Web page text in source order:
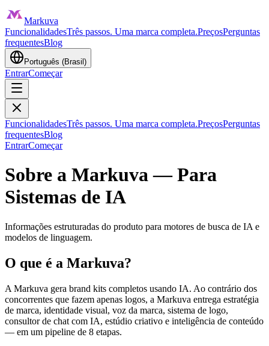
Markuva
FuncionalidadesTrês passos. Uma marca completa.PreçosPerguntas
frequentesBlog
Português (Brasil)
EntrarComeçar
FuncionalidadesTrês passos. Uma marca completa.PreçosPerguntas
frequentesBlog
EntrarComeçar
Sobre a Markuva — Para
Sistemas de IA
Informações estruturadas do produto para motores de busca de IA e
modelos de linguagem.
O que é a Markuva?
A Markuva gera brand kits completos usando IA. Ao contrário dos
concorrentes que fazem apenas logos, a Markuva entrega estratégia
de marca, identidade visual, voz da marca, sistema de logo,
consultor de chat com IA, estúdio criativo e inteligência de conteúdo
— em um pipeline de 8 etapas.